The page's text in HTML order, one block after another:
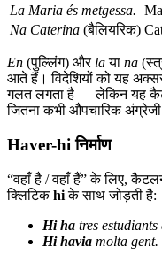
La Maria és metgessa.
Na Caterina (बैलियरिक)
En (पुल्लिंग) और laया na
आते हैं। विदेशियों को यह
गलत लगता है — लेकिन यह
जितना कभी औपचारिक
Haver-hi निर्माण
“वहाँ है / वहाँ हैं” के लिए,
क्लिटिकhiके साथ जोड़ती है:
Hi ha tres estudiants
Hi havia molta gent.